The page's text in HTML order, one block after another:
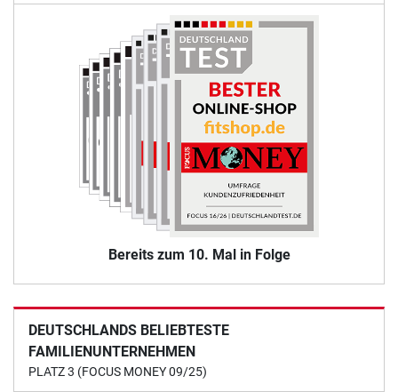
Bereits zum 10. Mal in Folge
DEUTSCHLANDS BELIEBTESTE
FAMILIENUNTERNEHMEN
PLATZ 3 (FOCUS MONEY 09/25)